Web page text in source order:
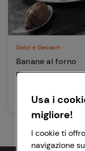
Dolci e Dessert
Banane al forno
Usa i
migliore!
I cookie ti
navigazione